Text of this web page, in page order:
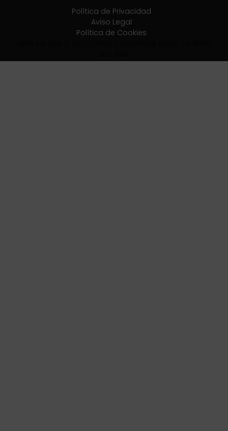
Política de Privacidad
Aviso Legal
Política de Cookies